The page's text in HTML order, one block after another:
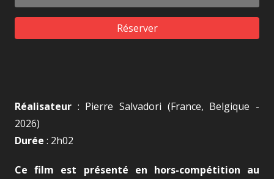
Réserver
Réalisateur : Pierre Salvadori (France, Belgique -
2026)
Durée : 2h02
Ce film est présenté en hors-compétition au